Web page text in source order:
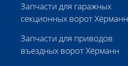
Запчасти для гаражных
секционных ворот Хёрманн
Запчасти для приводов
въездных ворот Хёрманн